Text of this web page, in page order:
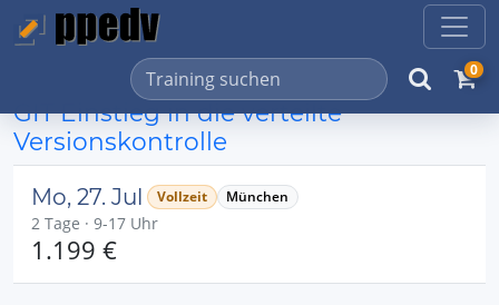
0
GIT Einstieg in die verteilte
Versionskontrolle
Mo, 27. Jul Vollzeit München
2 Tage · 9-17 Uhr
1.199 €